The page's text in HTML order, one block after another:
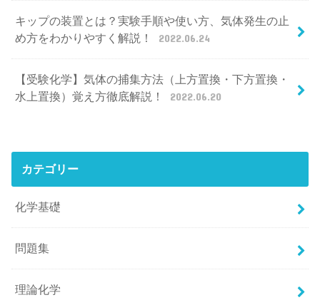
キップの装置とは？実験手順や使い方、気体発生の止
め方をわかりやすく解説！
2022.06.24
【受験化学】気体の捕集方法（上方置換・下方置換・
水上置換）覚え方徹底解説！
2022.06.20
カテゴリー
化学基礎
問題集
理論化学